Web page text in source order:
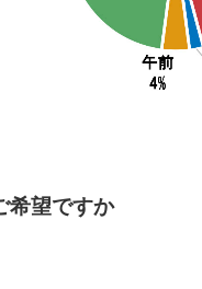
希望ですか